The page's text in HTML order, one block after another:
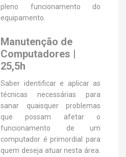
pleno funcionamento do
equipamento.
Manutenção de
Computadores |
25,5h
Saber identificar e aplicar as
técnicas necessárias para
sanar quaisquer problemas
que possam afetar o
funcionamento de um
computador é primordial para
quem deseja atuar nesta área.